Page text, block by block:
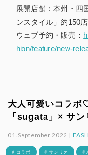
展開店舗：本州・四
ンスタイル」約150
ウェブ予約・販売：
hion/feature/new-
大人可愛いコラボ
「sugata」× サン
01.September.2022 |
# コラボ # サンリオ #